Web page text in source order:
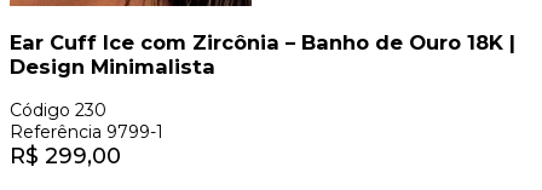
Ear Cuff Ice com Zircônia – Banho de Ouro 18K |
Design Minimalista
Código 230
Referência 9799-1
R$ 299,00